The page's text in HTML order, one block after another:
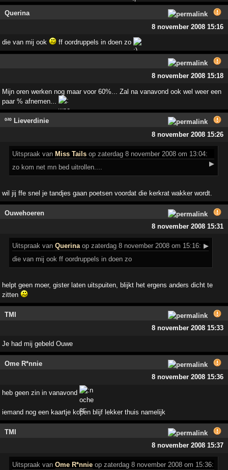
Querina
8 november 2008 15:16
die van mij ook ff oordruppels in doen zo
8 november 2008 15:18
Mijn oren werken nog maar voor 60%... Zal na vanavond ook wel weer een
paar % afnemen...
º²º Lieverdinie
8 november 2008 15:26
Uitspraak van Miss Tails op zaterdag 8 november 2008 om 13:04:
▶
zo kom net mn bed uitrollen....
wil jij ffe snel je tandjes gaan poetsen voordat die kerkrat wakker wordt.
Ouwehoeren
8 november 2008 15:31
Uitspraak vanQuerinaop zaterdag 8 november 2008 om 15:16: ▶
die van mij ook ff oordruppels in doen zo
helpt geen moer, gister laten uitspuiten, blijkt het ergens anders dicht te
zitten
TMI
8 november 2008 15:33
Je had mij gebeld Ouwe
Ome R*nnie
8 november 2008 15:36
heb geen zin in vanavond
iemand nog een kaartje kopen blijf lekker thuis namelijk
TMI
8 november 2008 15:37
Uitspraak vanOme R*nnie op zaterdag 8 november 2008 om 15:36: